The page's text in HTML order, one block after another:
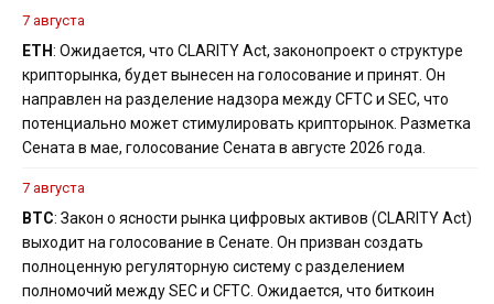
7 августа
ETH: Ожидается, что CLARITY Act, законопроект о структуре
крипторынка, будет вынесен на голосование и принят. Он
направлен на разделение надзора между CFTC и SEC, что
потенциально может стимулировать крипторынок. Разметка
Сената в мае, голосование Сената в августе 2026 года.
7 августа
BTC: Закон о ясности рынка цифровых активов (CLARITY Act)
выходит на голосование в Сенате. Он призван создать
полноценную регуляторную систему с разделением
полномочий между SEC и CFTC. Ожидается, что биткоин